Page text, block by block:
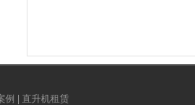
例 | 直升机租赁